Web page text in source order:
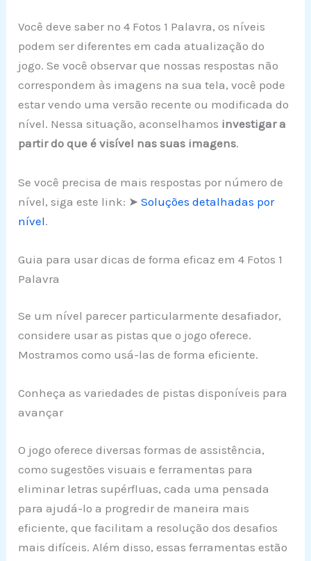
Você deve saber no 4 Fotos 1 Palavra, os níveis
podem ser diferentes em cada atualização do
jogo. Se você observar que nossas respostas não
correspondem às imagens na sua tela, você pode
estar vendo uma versão recente ou modificada do
nível. Nessa situação, aconselhamos investigar a
partir do que é visível nas suas imagens.
Se você precisa de mais respostas por número de
nível, siga este link: ➤Soluções detalhadas por
nível.
Guia para usar dicas de forma eficaz em 4 Fotos 1
Palavra
Se um nível parecer particularmente desafiador,
considere usar as pistas que o jogo oferece.
Mostramos como usá-las de forma eficiente.
Conheça as variedades de pistas disponíveis para
avançar
O jogo oferece diversas formas de assistência,
como sugestões visuais e ferramentas para
eliminar letras supérfluas, cada uma pensada
para ajudá-lo a progredir de maneira mais
eficiente, que facilitam a resolução dos desafios
mais difíceis. Além disso, essas ferramentas estão